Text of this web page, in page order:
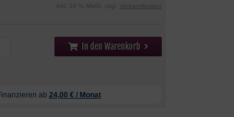
inkl. 19 % MwSt. zzgl.
Versandkosten
In den Warenkorb